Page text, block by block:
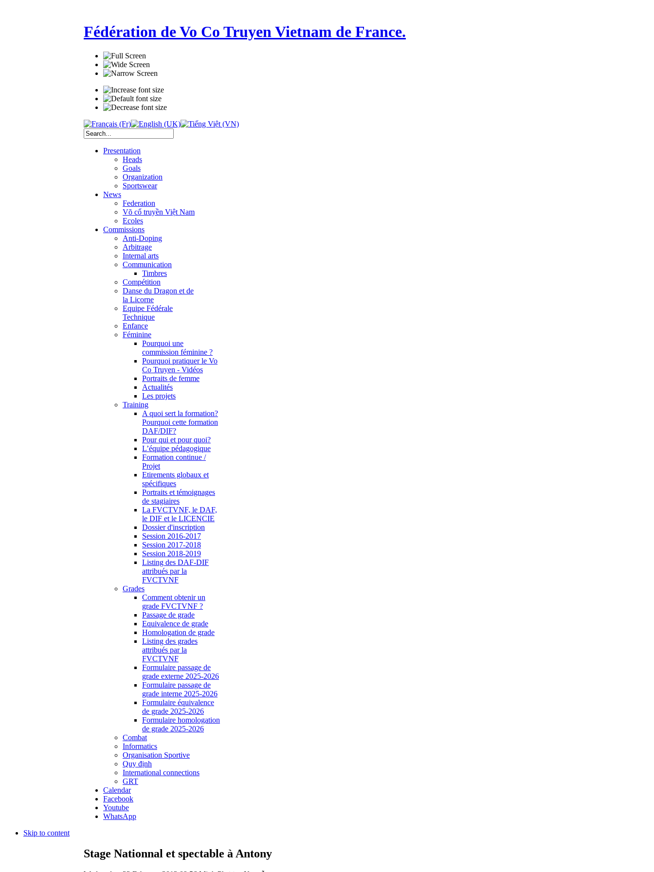
Fédération de Vo Co Truyen Vietnam de France.
Presentation
Heads
Goals
Organization
Sportswear
News
Federation
Võ cổ truyền Việt Nam
Ecoles
Commissions
Anti-Doping
Arbitrage
Internal arts
Communication
Timbres
Compétition
Danse du Dragon et de
la Licorne
Equipe Fédérale
Technique
Enfance
Féminine
Pourquoi une
commission féminine ?
Pourquoi pratiquer le Vo
Co Truyen - Vidéos
Portraits de femme
Actualités
Les projets
Training
A quoi sert la formation?
Pourquoi cette formation
DAF/DIF?
Pour qui et pour quoi?
L’équipe pédagogique
Formation continue /
Projet
Etirements globaux et
spécifiques
Portraits et témoignages
de stagiaires
La FVCTVNF, le DAF,
le DIF et le LICENCIE
Dossier d'inscription
Session 2016-2017
Session 2017-2018
Session 2018-2019
Listing des DAF-DIF
attribués par la
FVCTVNF
Grades
Comment obtenir un
grade FVCTVNF ?
Passage de grade
Equivalence de grade
Homologation de grade
Listing des grades
attribués par la
FVCTVNF
Formulaire passage de
grade externe 2025-2026
Formulaire passage de
grade interne 2025-2026
Formulaire équivalence
de grade 2025-2026
Formulaire homologation
de grade 2025-2026
Combat
Informatics
Organisation Sportive
Quy định
International connections
GRT
Calendar
Facebook
Youtube
WhatsApp
Skip to content
Stage Nationnal et spectable à Antony